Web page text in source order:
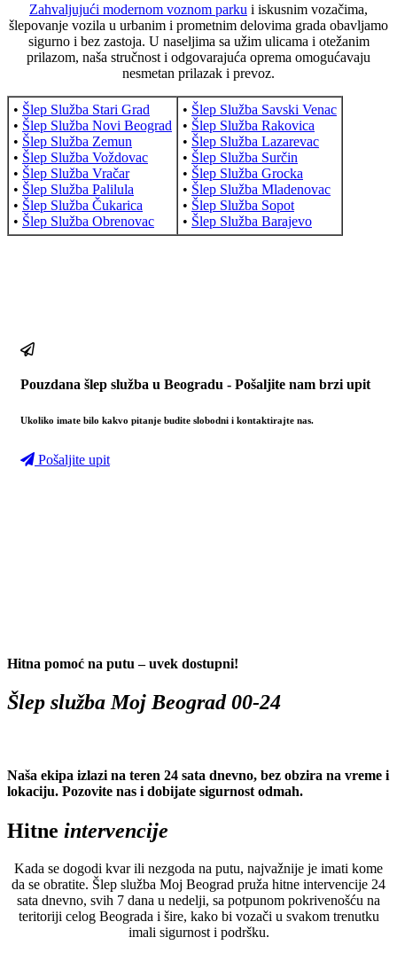
Zahvaljujući modernom voznom parku i iskusnim vozačima,
šlepovanje vozila u urbanim i prometnim delovima grada obavljamo
sigurno i bez zastoja. U naseljima sa užim ulicama i otežanim
prilazom, naša stručnost i odgovarajuća oprema omogućavaju
nesmetan prilazak i prevoz.
• Šlep Služba Stari Grad
• Šlep Služba Novi Beograd
• Šlep Služba Zemun
• Šlep Služba Voždovac
• Šlep Služba Vračar
• Šlep Služba Palilula
• Šlep Služba Čukarica
• Šlep Služba Obrenovac
• Šlep Služba Savski Venac
• Šlep Služba Rakovica
• Šlep Služba Lazarevac
• Šlep Služba Surčin
• Šlep Služba Grocka
• Šlep Služba Mladenovac
• Šlep Služba Sopot
• Šlep Služba Barajevo
Pouzdana šlep služba u Beogradu - Pošaljite nam brzi upit
Ukoliko imate bilo kakvo pitanje budite slobodni i kontaktirajte nas.
Pošaljite upit
Hitna pomoć na putu – uvek dostupni!
Šlep služba Moj Beograd 00-24
Naša ekipa izlazi na teren 24 sata dnevno, bez obzira na vreme i
lokaciju. Pozovite nas i dobijate sigurnost odmah.
Hitne intervencije
Kada se dogodi kvar ili nezgoda na putu, najvažnije je imati kome
da se obratite. Šlep služba Moj Beograd pruža hitne intervencije 24
sata dnevno, svih 7 dana u nedelji, sa potpunom pokrivenošću na
teritoriji celog Beograda i šire, kako bi vozači u svakom trenutku
imali sigurnost i podršku.